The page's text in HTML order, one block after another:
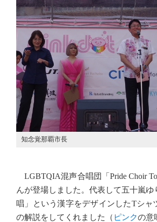
知念覚那覇市長
LGBTQIA混声合唱団「Pride Choir
んが登場しました。代表して五十嵐ゆ
唱」という漢字をデザインしたTシャ
の解説をしてくれました（ ピンクの意